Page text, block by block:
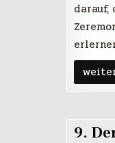
darauf,
9.